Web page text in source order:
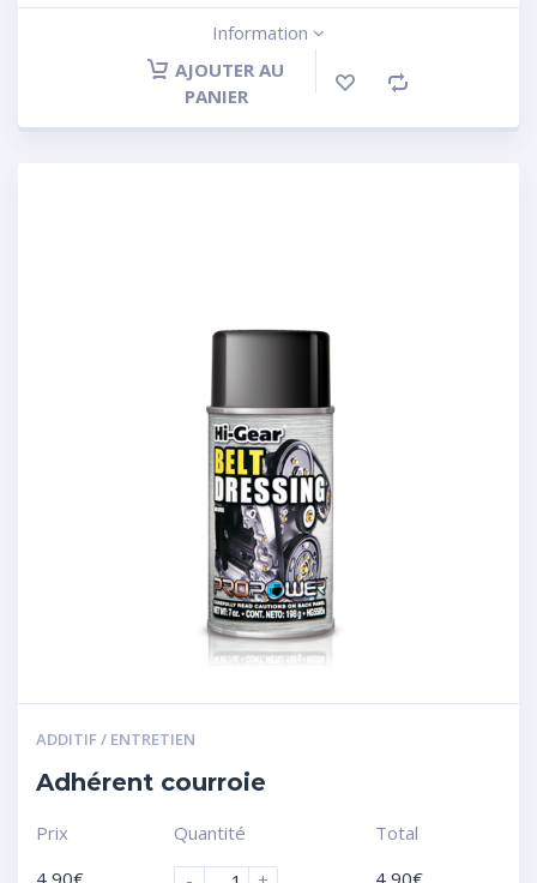
Information
AJOUTER AU
PANIER
ADDITIF / ENTRETIEN
Adhérent courroie
Prix
Quantité
Total